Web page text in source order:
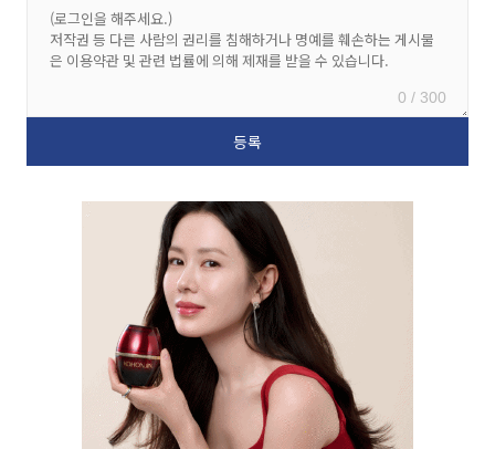
0 / 300